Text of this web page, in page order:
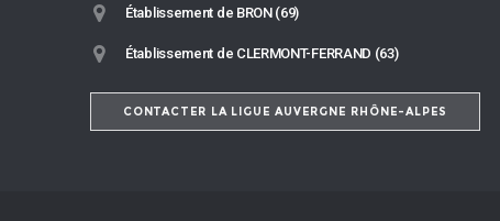
Établissement de BRON (69)
Établissement de CLERMONT-FERRAND (63)
CONTACTER LA LIGUE AUVERGNE RHÔNE-ALPES